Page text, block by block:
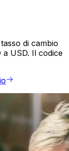
di cambio
a USD. Il codice